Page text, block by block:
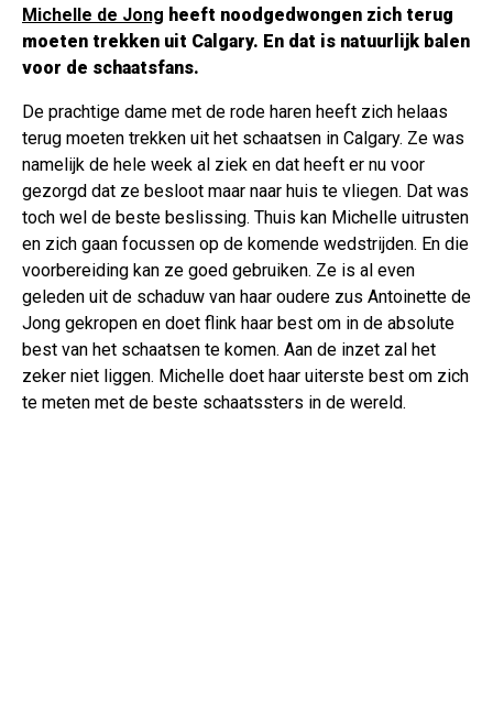
Michelle de Jong heeft noodgedwongen zich terug
moeten trekken uit Calgary. En dat is natuurlijk balen
voor de schaatsfans.
De prachtige dame met de rode haren heeft zich helaas
terug moeten trekken uit het schaatsen in Calgary. Ze was
namelijk de hele week al ziek en dat heeft er nu voor
gezorgd dat ze besloot maar naar huis te vliegen. Dat was
toch wel de beste beslissing. Thuis kan Michelle uitrusten
en zich gaan focussen op de komende wedstrijden. En die
voorbereiding kan ze goed gebruiken. Ze is al even
geleden uit de schaduw van haar oudere zus Antoinette de
Jong gekropen en doet flink haar best om in de absolute
best van het schaatsen te komen. Aan de inzet zal het
zeker niet liggen. Michelle doet haar uiterste best om zich
te meten met de beste schaatssters in de wereld.